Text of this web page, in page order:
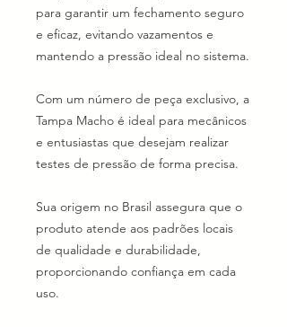
para garantir um fechamento seguro
e eficaz, evitando vazamentos e
mantendo a pressão ideal no sistema.
Com um número de peça exclusivo, a
Tampa Macho é ideal para mecânicos
e entusiastas que desejam realizar
testes de pressão de forma precisa.
Sua origem no Brasil assegura que o
produto atende aos padrões locais
de qualidade e durabilidade,
proporcionando confiança em cada
uso.